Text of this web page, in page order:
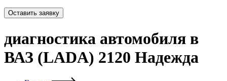
Оставить заявку
диагностика автомобиля в
ВАЗ (LADA) 2120 Надежда